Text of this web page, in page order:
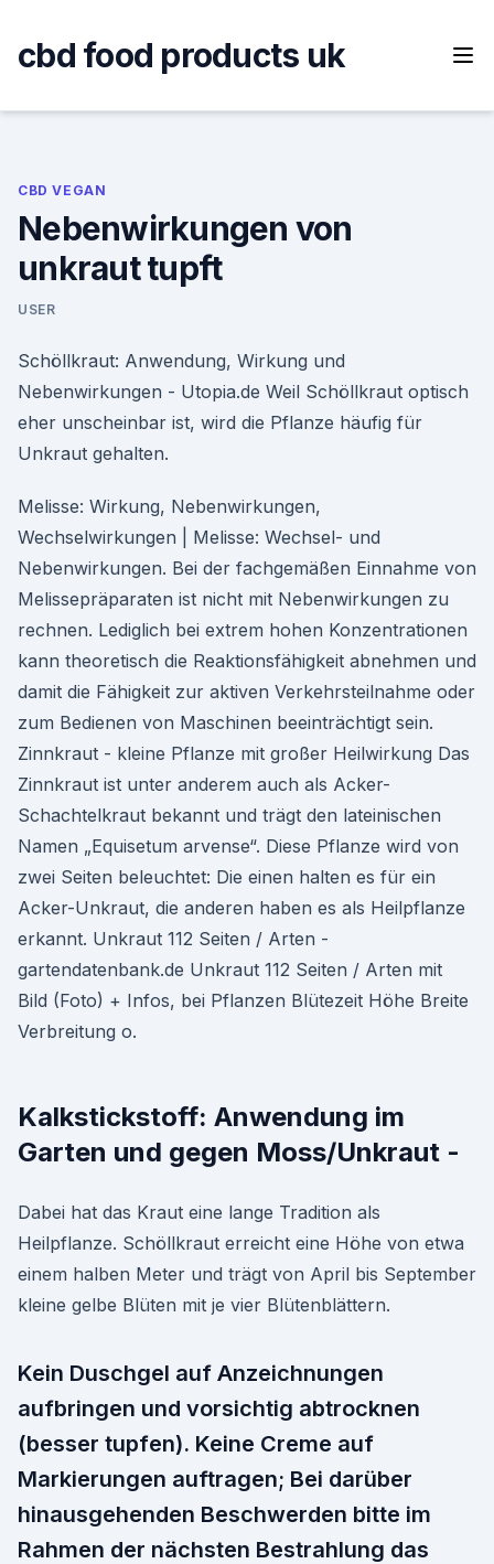
content
cbd food products uk
CBD VEGAN
Nebenwirkungen von
unkraut tupft
USER
Schöllkraut: Anwendung, Wirkung und
Nebenwirkungen - Utopia.de Weil Schöllkraut optisch
eher unscheinbar ist, wird die Pflanze häufig für
Unkraut gehalten.
Melisse: Wirkung, Nebenwirkungen,
Wechselwirkungen | Melisse: Wechsel- und
Nebenwirkungen. Bei der fachgemäßen Einnahme von
Melissepräparaten ist nicht mit Nebenwirkungen zu
rechnen. Lediglich bei extrem hohen Konzentrationen
kann theoretisch die Reaktionsfähigkeit abnehmen und
damit die Fähigkeit zur aktiven Verkehrsteilnahme oder
zum Bedienen von Maschinen beeinträchtigt sein.
Zinnkraut - kleine Pflanze mit großer Heilwirkung Das
Zinnkraut ist unter anderem auch als Acker-
Schachtelkraut bekannt und trägt den lateinischen
Namen „Equisetum arvense“. Diese Pflanze wird von
zwei Seiten beleuchtet: Die einen halten es für ein
Acker-Unkraut, die anderen haben es als Heilpflanze
erkannt. Unkraut 112 Seiten / Arten -
gartendatenbank.de Unkraut 112 Seiten / Arten mit
Bild (Foto) + Infos, bei Pflanzen Blütezeit Höhe Breite
Verbreitung o.
Kalkstickstoff: Anwendung im
Garten und gegen Moss/Unkraut -
Dabei hat das Kraut eine lange Tradition als
Heilpflanze. Schöllkraut erreicht eine Höhe von etwa
einem halben Meter und trägt von April bis September
kleine gelbe Blüten mit je vier Blütenblättern.
Kein Duschgel auf Anzeichnungen
aufbringen und vorsichtig abtrocknen
(besser tupfen). Keine Creme auf
Markierungen auftragen; Bei darüber
hinausgehenden Beschwerden bitte im
Rahmen der nächsten Bestrahlung das